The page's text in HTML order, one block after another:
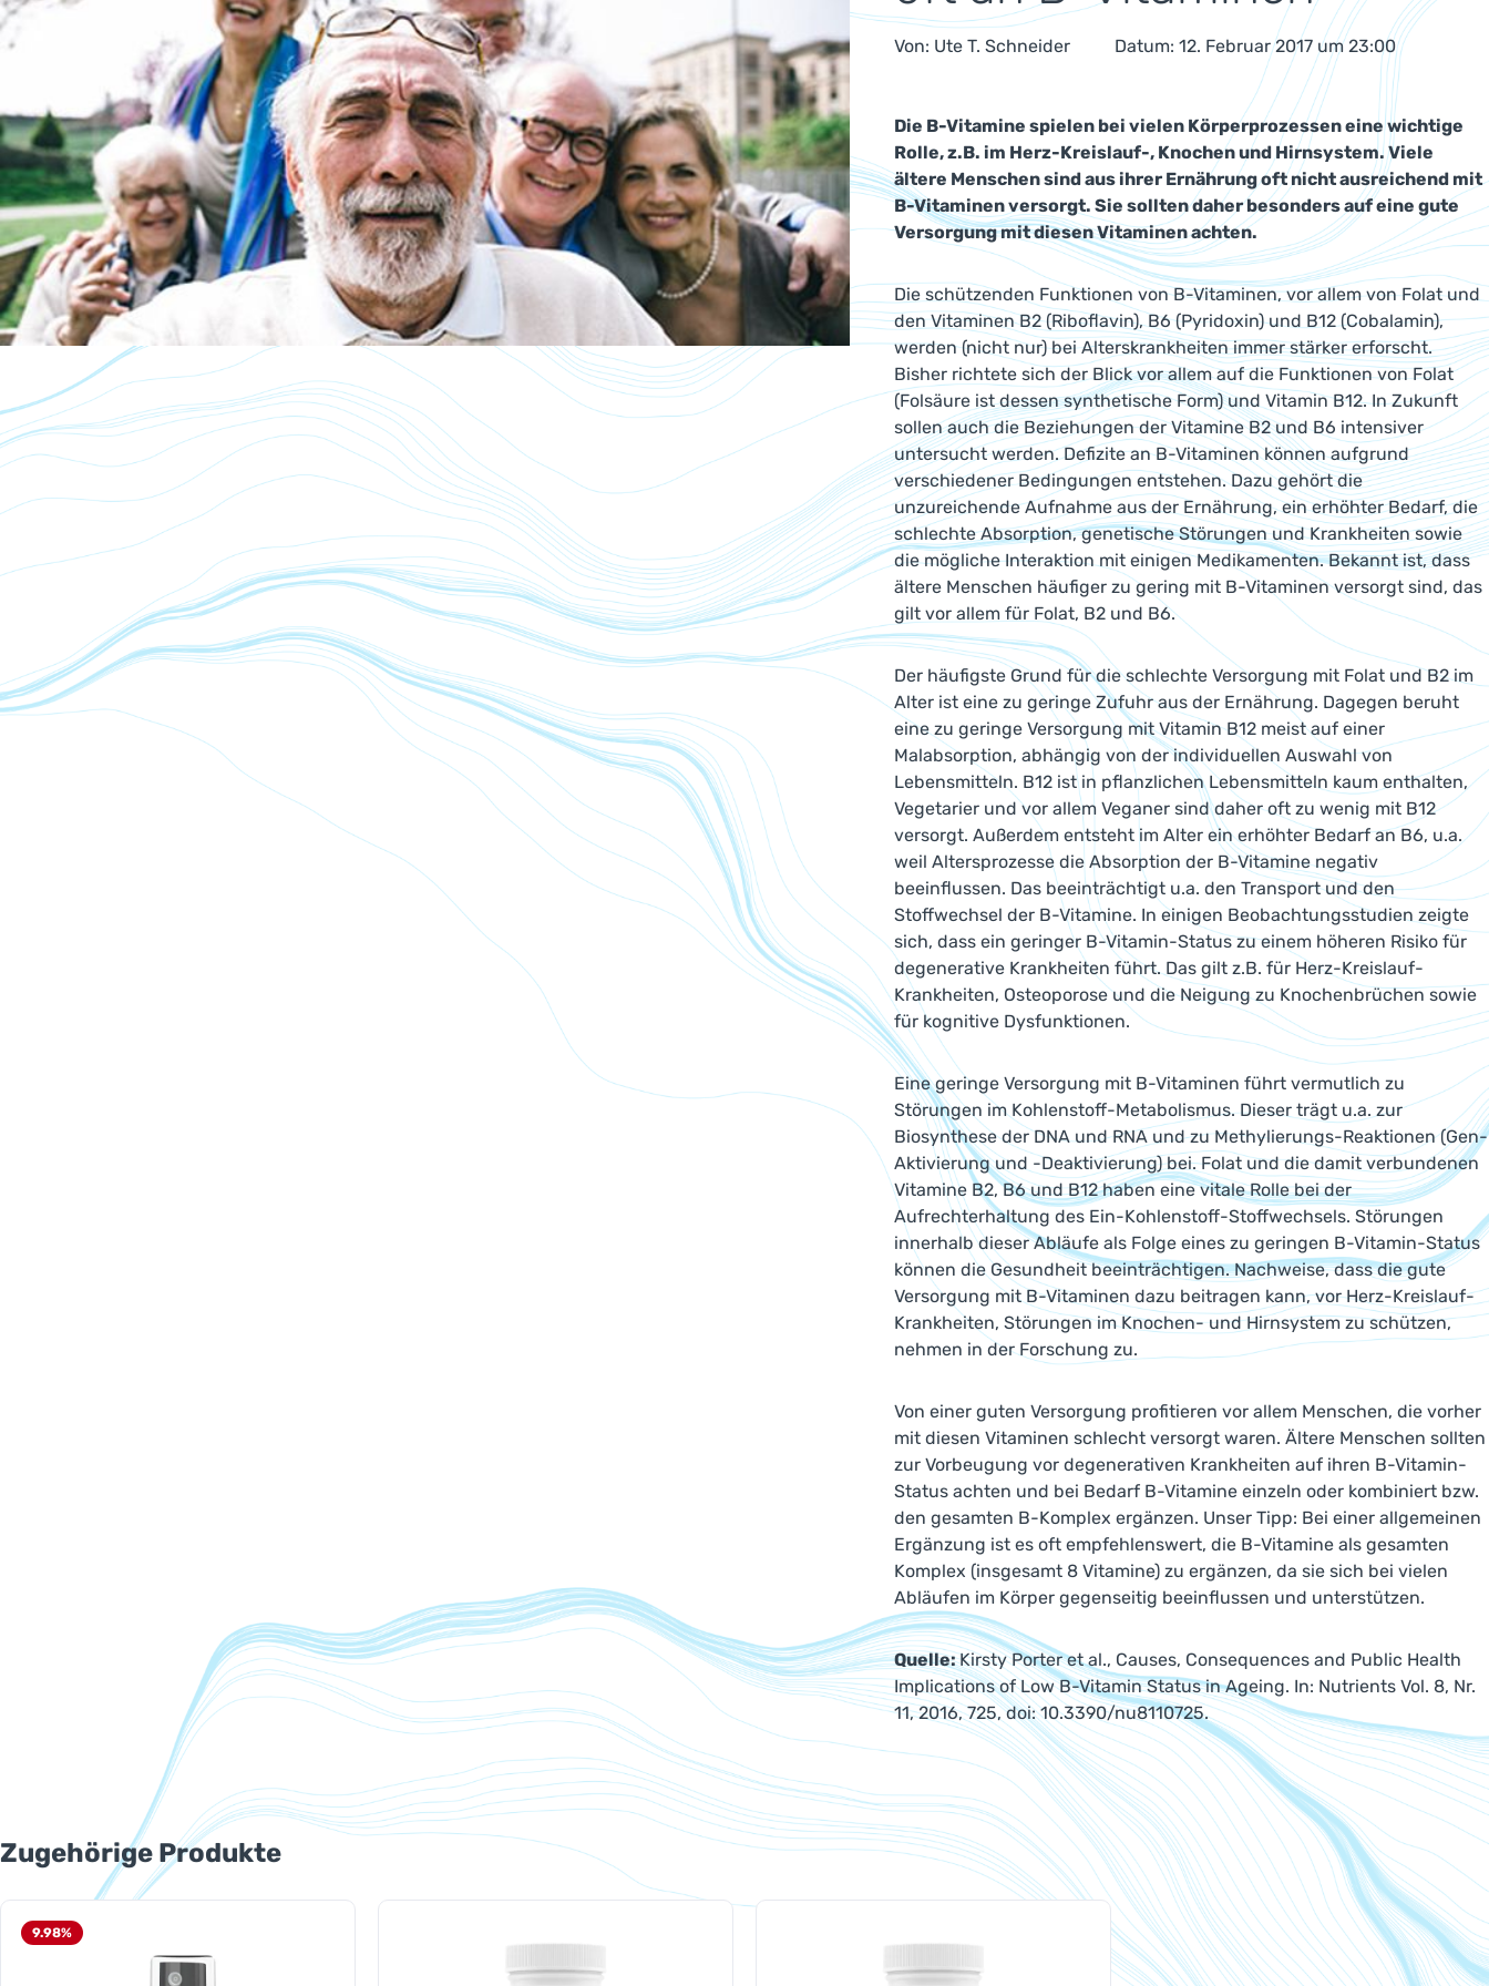
Von: Ute T. Schneider Datum: 12. Februar 2017 um 23:00
Die B-Vitamine spielen bei vielen Körperprozessen eine wichtige
Rolle, z.B. im Herz-Kreislauf-, Knochen und Hirnsystem. Viele
ältere Menschen sind aus ihrer Ernährung oft nicht ausreichend mit
B-Vitaminen versorgt. Sie sollten daher besonders auf eine gute
Versorgung mit diesen Vitaminen achten.
Die schützenden Funktionen von B-Vitaminen, vor allem von Folat und
den Vitaminen B2 (Riboflavin), B6 (Pyridoxin) und B12 (Cobalamin),
werden (nicht nur) bei Alterskrankheiten immer stärker erforscht.
Bisher richtete sich der Blick vor allem auf die Funktionen von Folat
(Folsäure ist dessen synthetische Form) und Vitamin B12. In Zukunft
sollen auch die Beziehungen der Vitamine B2 und B6 intensiver
untersucht werden. Defizite an B-Vitaminen können aufgrund
verschiedener Bedingungen entstehen. Dazu gehört die
unzureichende Aufnahme aus der Ernährung, ein erhöhter Bedarf, die
schlechte Absorption, genetische Störungen und Krankheiten sowie
die mögliche Interaktion mit einigen Medikamenten. Bekannt ist, dass
ältere Menschen häufiger zu gering mit B-Vitaminen versorgt sind, das
gilt vor allem für Folat, B2 und B6.
Der häufigste Grund für die schlechte Versorgung mit Folat und B2 im
Alter ist eine zu geringe Zufuhr aus der Ernährung. Dagegen beruht
eine zu geringe Versorgung mit Vitamin B12 meist auf einer
Malabsorption, abhängig von der individuellen Auswahl von
Lebensmitteln. B12 ist in pflanzlichen Lebensmitteln kaum enthalten,
Vegetarier und vor allem Veganer sind daher oft zu wenig mit B12
versorgt. Außerdem entsteht im Alter ein erhöhter Bedarf an B6, u.a.
weil Altersprozesse die Absorption der B-Vitamine negativ
beeinflussen. Das beeinträchtigt u.a. den Transport und den
Stoffwechsel der B-Vitamine. In einigen Beobachtungsstudien zeigte
sich, dass ein geringer B-Vitamin-Status zu einem höheren Risiko für
degenerative Krankheiten führt. Das gilt z.B. für Herz-Kreislauf-
Krankheiten, Osteoporose und die Neigung zu Knochenbrüchen sowie
für kognitive Dysfunktionen.
Eine geringe Versorgung mit B-Vitaminen führt vermutlich zu
Störungen im Kohlenstoff-Metabolismus. Dieser trägt u.a. zur
Biosynthese der DNA und RNA und zu Methylierungs-Reaktionen (Gen-
Aktivierung und -Deaktivierung) bei. Folat und die damit verbundenen
Vitamine B2, B6 und B12 haben eine vitale Rolle bei der
Aufrechterhaltung des Ein-Kohlenstoff-Stoffwechsels. Störungen
innerhalb dieser Abläufe als Folge eines zu geringen B-Vitamin-Status
können die Gesundheit beeinträchtigen. Nachweise, dass die gute
Versorgung mit B-Vitaminen dazu beitragen kann, vor Herz-Kreislauf-
Krankheiten, Störungen im Knochen- und Hirnsystem zu schützen,
nehmen in der Forschung zu.
Von einer guten Versorgung profitieren vor allem Menschen, die vorher
mit diesen Vitaminen schlecht versorgt waren. Ältere Menschen sollten
zur Vorbeugung vor degenerativen Krankheiten auf ihren B-Vitamin-
Status achten und bei Bedarf B-Vitamine einzeln oder kombiniert bzw.
den gesamten B-Komplex ergänzen. Unser Tipp: Bei einer allgemeinen
Ergänzung ist es oft empfehlenswert, die B-Vitamine als gesamten
Komplex (insgesamt 8 Vitamine) zu ergänzen, da sie sich bei vielen
Abläufen im Körper gegenseitig beeinflussen und unterstützen.
Quelle:Kirsty Porter et al., Causes, Consequences and Public Health
Implications of Low B-Vitamin Status in Ageing. In: Nutrients Vol. 8, Nr.
11, 2016, 725, doi: 10.3390/nu8110725.
Produktgalerie überspringen
Zugehörige Produkte
9.98%